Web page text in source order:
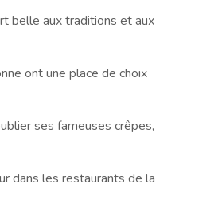
belle aux traditions et aux
ont une place de choix
ses fameuses crêpes,
dans les restaurants de la